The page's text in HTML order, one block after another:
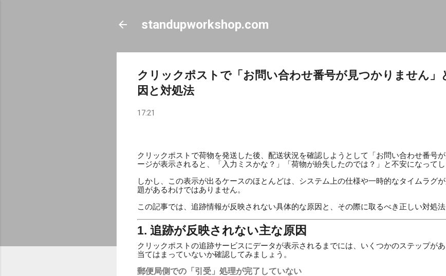
standupworkshop.com
クリックポストで「お問い合わせ番号が見つかりません」
因と対処法
17:21
クリックポストで荷物を発送した後、配送状況を確認しようとして「お問い合わせ番号
ージが表示されると、「入力ミスかな？」「荷物が紛失したのでは？」と不安になってし
しかし、この表示が出るケースのほとんどは、システム上の仕様や一時的なタイムラグ
題があるわけではありません。
この記事では、追跡情報が反映されない具体的な原因と、その際に取るべき正しい対処法
1. 追跡が反映されない主な原因
クリックポストの追跡サービスにデータが表示されるまでには、いくつかのステップが
当てはまっていないか確認してみましょう。
郵便局側での「引受」処理が完了していない